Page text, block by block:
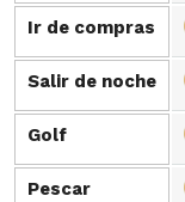
Ir de compras
Salir de noche
Golf
Pescar
Ir de compras
Salir de noche
Golf
Pescar